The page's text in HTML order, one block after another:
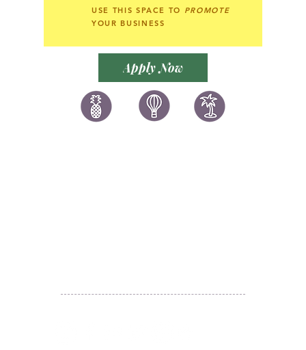
USE THIS SPACE TO PROMOTE
YOUR BUSINESS
Apply Now